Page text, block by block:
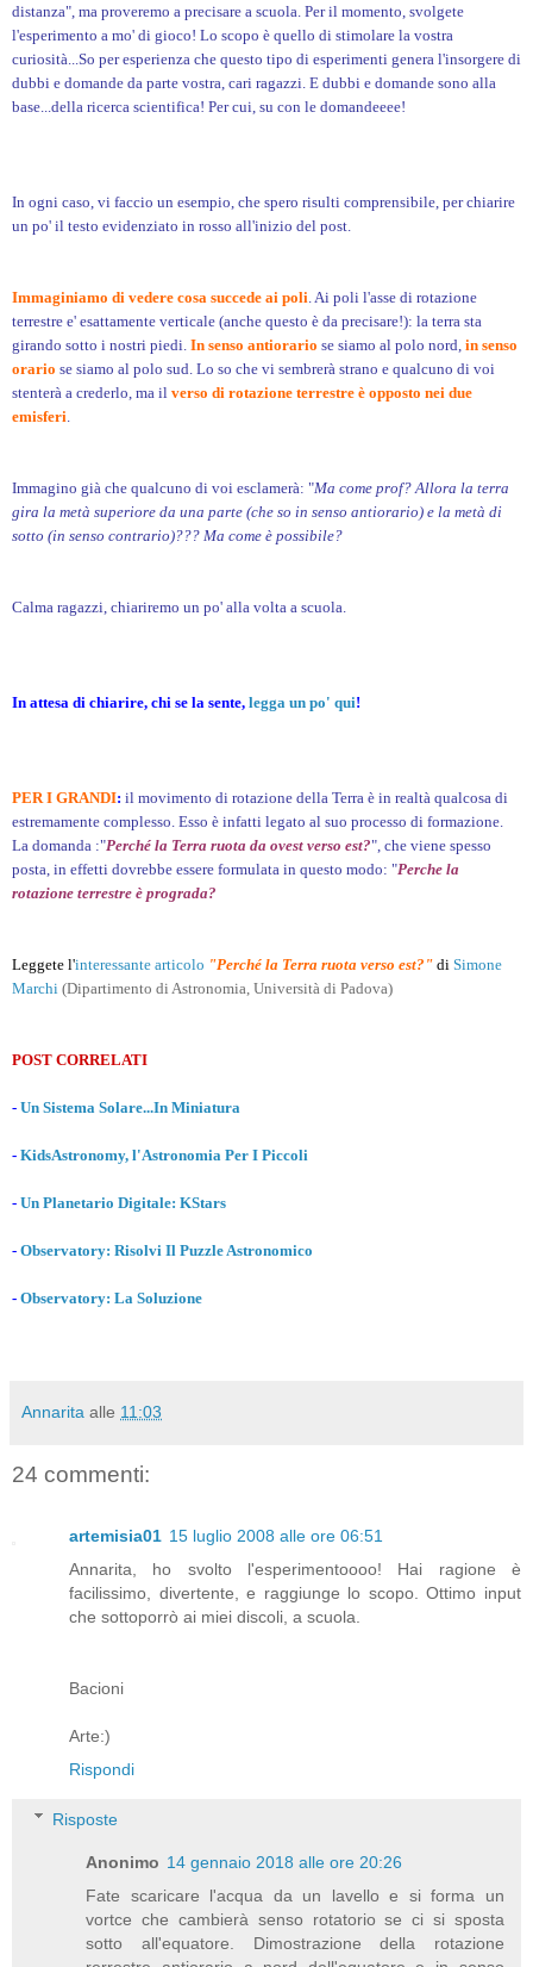
distanza", ma proveremo a precisare a scuola. Per il momento, svolgete
l'esperimento a mo' di gioco! Lo scopo è quello di stimolare la vostra
curiosità...So per esperienza che questo tipo di esperimenti genera l'insorgere di
dubbi e domande da parte vostra, cari ragazzi. E dubbi e domande sono alla
base...della ricerca scientifica! Per cui, su con le domandeeee!
In ogni caso, vi faccio un esempio, che spero risulti comprensibile, per chiarire
un po' il testo evidenziato in rosso all'inizio del post.
Immaginiamo di vedere cosa succede ai poli . Ai poli l'asse di rotazione
terrestre e' esattamente verticale (anche questo è da precisare!): la terra sta
girando sotto i nostri piedi. In senso antiorario se siamo al polo nord, in senso
orario se siamo al polo sud. Lo so che vi sembrerà strano e qualcuno di voi
stenterà a crederlo, ma il verso di rotazione terrestre è opposto nei due
emisferi
Immagino già che qualcuno di voi esclamerà: "Ma come prof? Allora la terra
gira la metà superiore da una parte (che so in senso antiorario) e la metà di
sotto (in senso contrario)??? Ma come è possibile?
Calma ragazzi, chiariremo un po' alla volta a scuola.
In attesa di chiarire, chi se la sente, legga un po' qui!
PER I GRANDI: il movimento di rotazione della Terra è in realtà qualcosa di
estremamente complesso. Esso è infatti legato al suo processo di formazione.
La domanda :"Perché la Terra ruota da ovest verso est?", che viene spesso
posta, in effetti dovrebbe essere formulata in questo modo: "Perche la
rotazione terrestre è prograda?
Leggete l'interessante articolo "Perché la Terra ruota verso est?" di Simone
Marchi (Dipartimento di Astronomia, Università di Padova)
POST CORRELATI
- Un Sistema Solare...In Miniatura
- KidsAstronomy, l'Astronomia Per I Piccoli
- Un Planetario Digitale: KStars
- Observatory: Risolvi Il Puzzle Astronomico
- Observatory: La Soluzione
Annarita alle 11:03
24 commenti:
artemisia01 15 luglio 2008 alle ore 06:51
Annarita, ho svolto l'esperimentoooo! Hai ragione è
facilissimo, divertente, e raggiunge lo scopo. Ottimo input
che sottoporrò ai miei discoli, a scuola.
Bacioni
Arte:)
Rispondi
Risposte
Anonimo 14 gennaio 2018 alle ore 20:26
Fate scaricare l'acqua da un lavello e si forma un
vortce che cambierà senso rotatorio se ci si sposta
sotto all'equatore. Dimostrazione della rotazione